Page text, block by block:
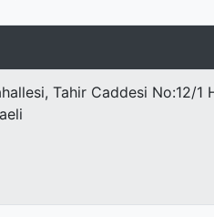
Tahir Caddesi No:12/1